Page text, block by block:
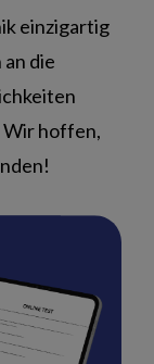
einzigartig
die
Wir hoffen,